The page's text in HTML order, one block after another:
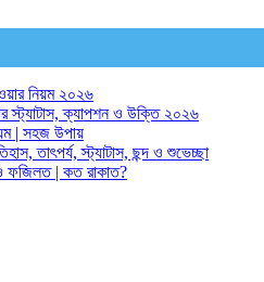
নিয়ম ২০২৬
স্ট্যাটাস, ক্যাপশন ও উক্তি ২০২৬
| সহজ উপায়
তাৎপর্য, স্ট্যাটাস, ছন্দ ও শুভেচ্ছা
ফজিলত | কত রাকাত?